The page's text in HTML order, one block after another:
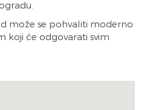
može se pohvaliti moderno
koji će odgovarati svim